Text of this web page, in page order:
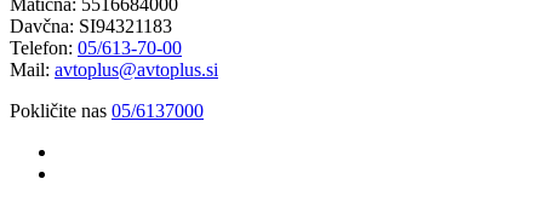
Davčna: SI94321183
Telefon: 05/613-70-00
Mail: avtoplus@avtoplus.si
Pokličite nas 05/6137000